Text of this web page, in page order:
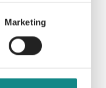
Marketing